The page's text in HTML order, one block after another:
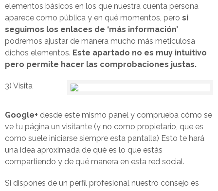
elementos básicos en los que nuestra cuenta persona
aparece como pública y en qué momentos, pero si
seguimos los enlaces de ‘más información’
podremos ajustar de manera mucho más meticulosa
dichos elementos. Este apartado no es muy intuitivo
pero permite hacer las comprobaciones justas.
3) Visita
Google+ desde este mismo panel y comprueba cómo se
ve tu página un visitante (y no como propietario, que es
como suele iniciarse siempre esta pantalla) Esto te hará
una idea aproximada de qué es lo que estás
compartiendo y de qué manera en esta red social.
Si dispones de un perfil profesional nuestro consejo es